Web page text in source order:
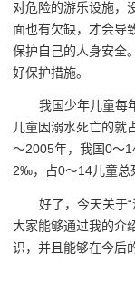
对危险的游乐设施，
面也有欠缺，才会导
保护自己的人身安全
好保护措施。
我国少年儿童每
儿童因溺水死亡的就
～2005年，我国0～
2‰，占0～14儿童总
好了，今天关于
大家能够通过我的介
识，并且能够在今后